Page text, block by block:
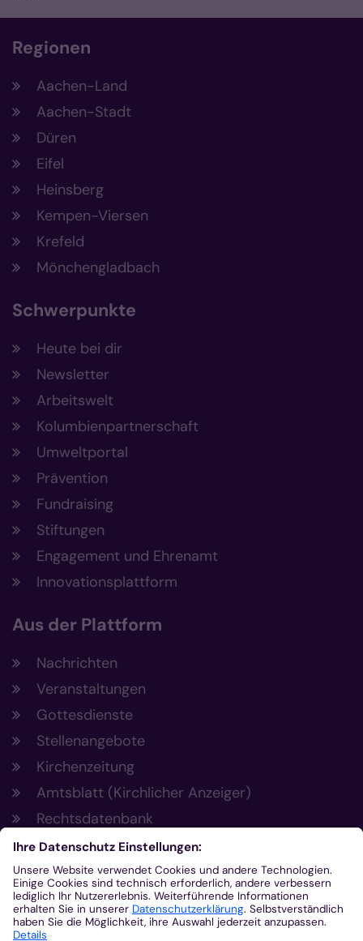
Regionen
Aachen-Land
Aachen-Stadt
Düren
Eifel
Heinsberg
Kempen-Viersen
Krefeld
Mönchengladbach
Schwerpunkte
Heute bei dir
Newsletter
Arbeitswelt
Kolumbienpartnerschaft
Umweltportal
Prävention
Fundraising
Stiftungen
Engagement und Ehrenamt
Innovationsplattform
Aus der Plattform
Nachrichten
Veranstaltungen
Gottesdienste
Stellenangebote
Kirchenzeitung
Amtsblatt (Kirchlicher Anzeiger)
Rechtsdatenbank
Meldestelle gemäß Hinweisgeberschutzgesetz